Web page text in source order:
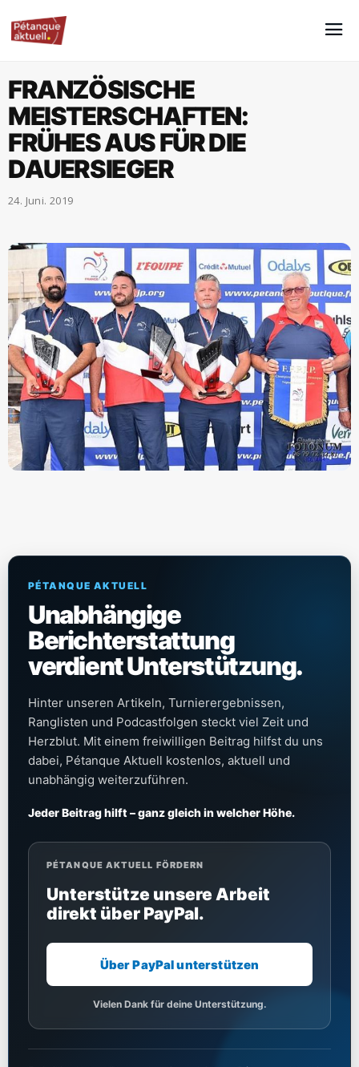
FRANZÖSISCHE
MEISTERSCHAFTEN:
FRÜHES AUS FÜR DIE
DAUERSIEGER
24. Juni. 2019
PÉTANQUE AKTUELL
Unabhängige
Berichterstattung
verdient Unterstützung.
Hinter unseren Artikeln, Turnierergebnissen,
Ranglisten und Podcastfolgen steckt viel Zeit und
Herzblut. Mit einem freiwilligen Beitrag hilfst du uns
dabei, Pétanque Aktuell kostenlos, aktuell und
unabhängig weiterzuführen.
Jeder Beitrag hilft – ganz gleich in welcher Höhe.
PÉTANQUE AKTUELL FÖRDERN
Unterstütze unsere Arbeit
direkt über PayPal.
Über PayPal unterstützen
Vielen Dank für deine Unterstützung.